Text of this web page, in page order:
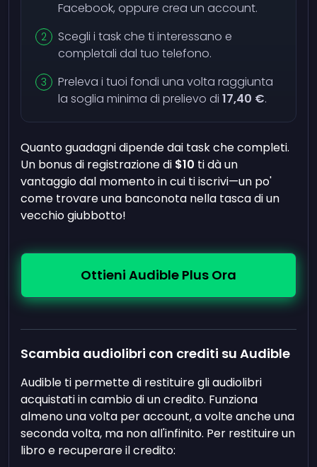
Facebook, oppure crea un account.
Scegli i task che ti interessano e
completali dal tuo telefono.
Preleva i tuoi fondi una volta raggiunta
la soglia minima di prelievo di17,40 €.
Quanto guadagni dipende dai task che completi.
Un bonus di registrazione di $10 ti dà un
vantaggio dal momento in cui ti iscrivi—un po'
come trovare una banconota nella tasca di un
vecchio giubbotto!
Ottieni Audible Plus Ora
Scambia audiolibri con crediti su Audible
Audible ti permette di restituire gli audiolibri
acquistati in cambio di un credito. Funziona
almeno una volta per account, a volte anche una
seconda volta, ma non all'infinito. Per restituire un
libro e recuperare il credito: